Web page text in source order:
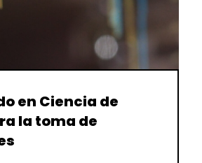
en Ciencia de
la toma de